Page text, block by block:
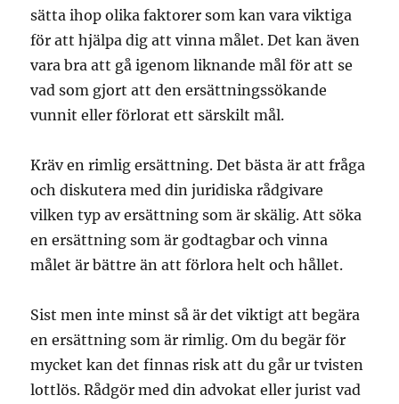
sätta ihop olika faktorer som kan vara viktiga
för att hjälpa dig att vinna målet. Det kan även
vara bra att gå igenom liknande mål för att se
vad som gjort att den ersättningssökande
vunnit eller förlorat ett särskilt mål.
Kräv en rimlig ersättning. Det bästa är att fråga
och diskutera med din juridiska rådgivare
vilken typ av ersättning som är skälig. Att söka
en ersättning som är godtagbar och vinna
målet är bättre än att förlora helt och hållet.
Sist men inte minst så är det viktigt att begära
en ersättning som är rimlig. Om du begär för
mycket kan det finnas risk att du går ur tvisten
lottlös. Rådgör med din advokat eller jurist vad